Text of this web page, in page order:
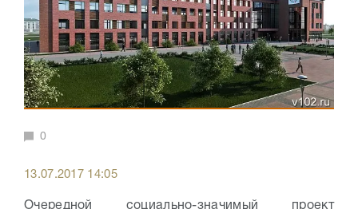
0
13.07.2017 14:05
Очередной социально-значимый проект